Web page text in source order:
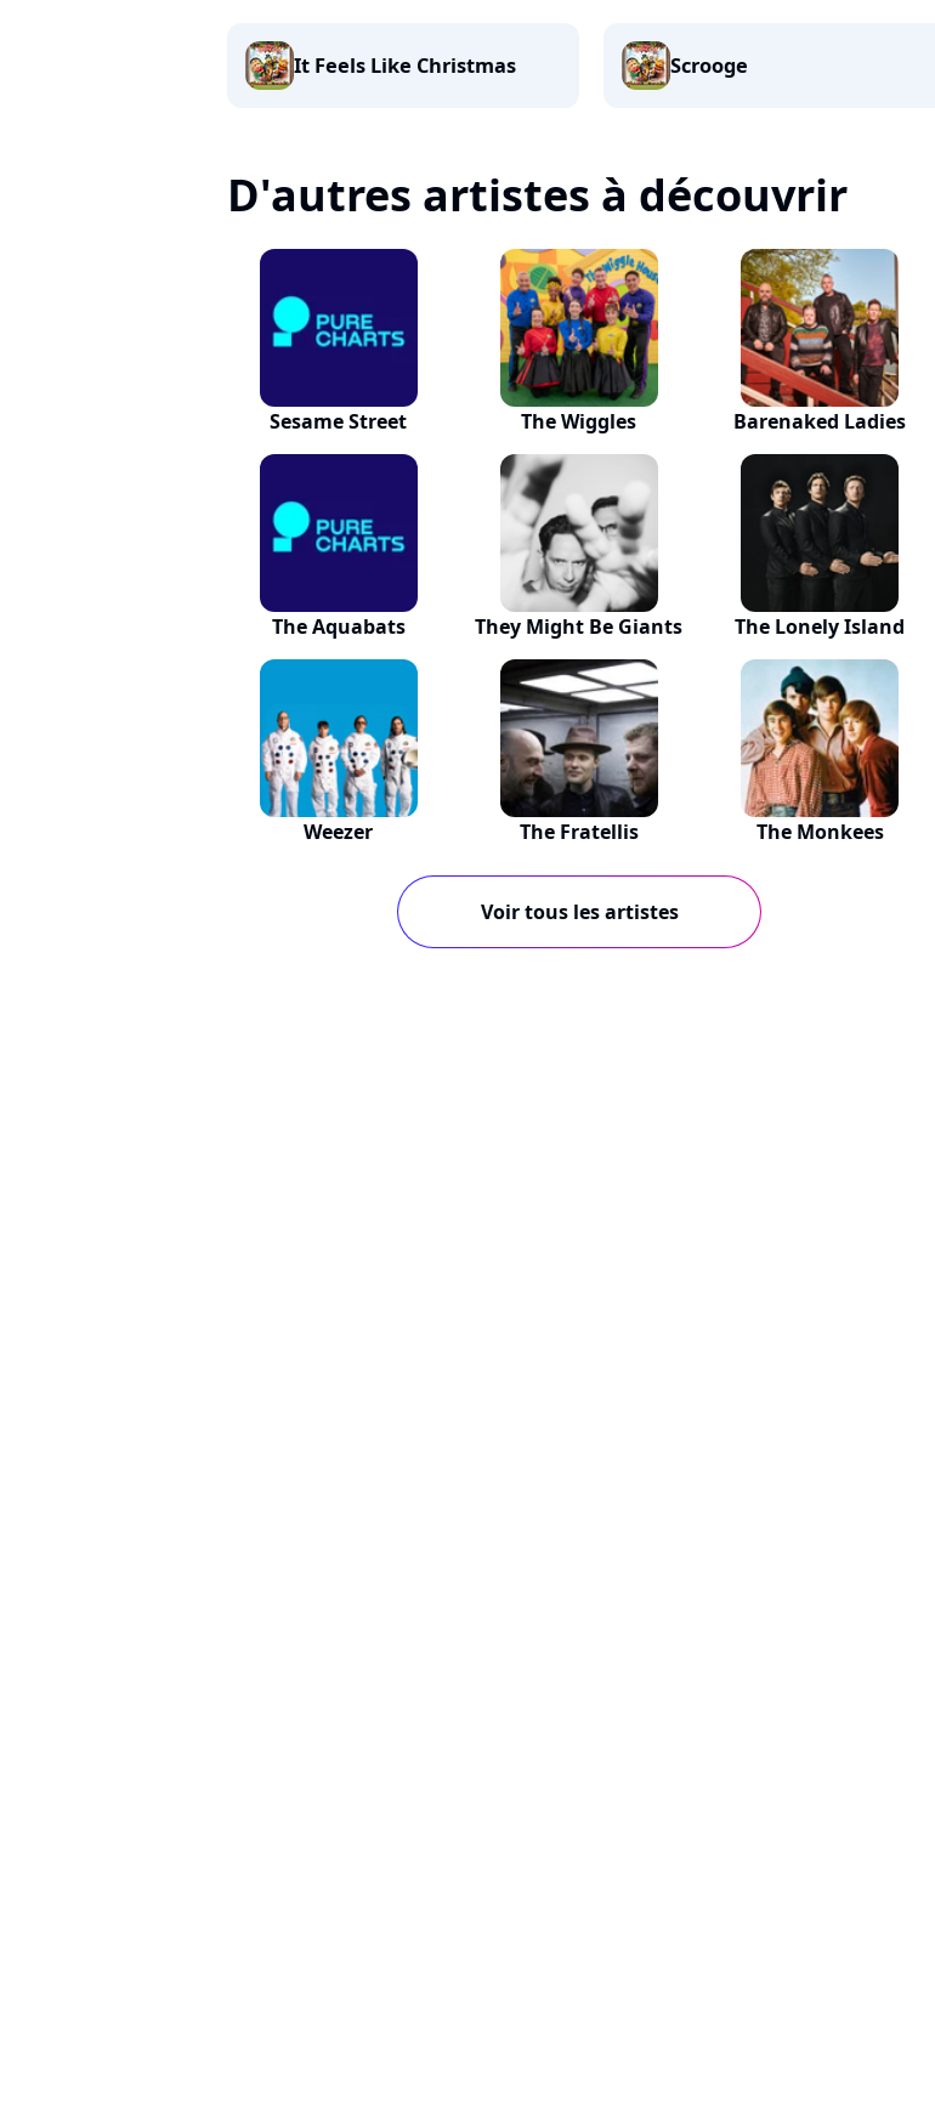
It Feels Like Christmas Scrooge
D'autres artistes à découvrir
Sesame Street The Wiggles Barenaked Ladies
The Aquabats They Might Be Giants The Lonely Island
Weezer The Fratellis The Monkees
Voir tous les artistes